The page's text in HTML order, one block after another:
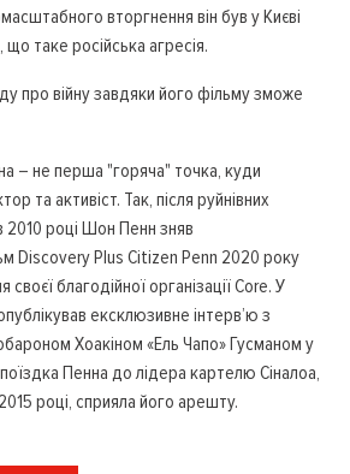
вторгнення він був у Києві
що таке російська агресія.
про війну завдяки його фільму зможе
– не перша "горяча" точка, куди
та активіст. Так, після руйнівних
2010 році Шон Пенн зняв
Discovery Plus Citizen Penn 2020 року
благодійної організації Core. У
ексклюзивне інтерв’ю з
Хоакіном «Ель Чапо» Гусманом у
Пенна до лідера картелю Сіналоа,
році, сприяла його арешту.